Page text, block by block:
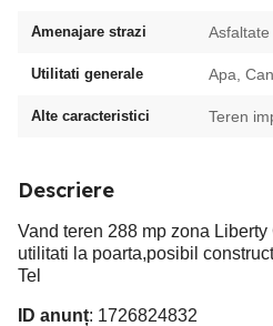
Amenajare strazi Asfaltate
Utilitati generale Apa,
Alte caracteristici Teren
Descriere
Vand teren 288 mp zona
utilitati la poarta,posibil
Tel
ID anunț: 1726824832